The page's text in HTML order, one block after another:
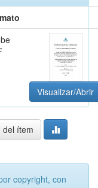
Visualizar/Abrir
del ítem
copyright, con